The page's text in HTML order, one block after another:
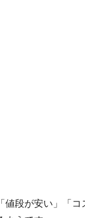
段が安い」「